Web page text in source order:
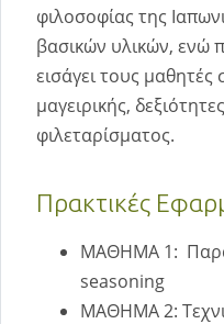
φιλοσοφίας της
βασικών υλικών, ενώ
εισάγει τους μαθητές
μαγειρικής,
φιλεταρίσματος.
Πρακτικές
ΜΑΘΗΜΑ 1:
seasoning
ΜΑΘΗΜΑ 2: